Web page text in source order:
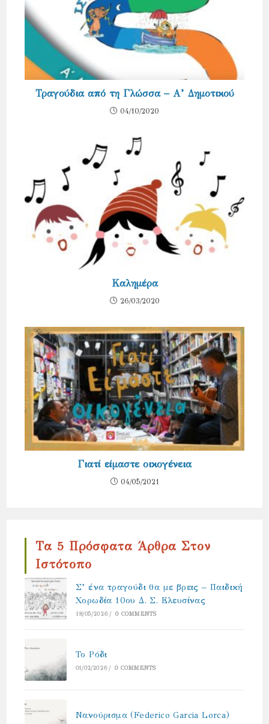
Τραγούδια από τη Γλώσσα – Α’ Δημοτικού
04/10/2020
Καλημέρα
26/03/2020
Γιατί είμαστε οικογένεια
04/05/2021
Τα 5 Πρόσφατα Άρθρα Στον
Ιστότοπο
Σ’ ένα τραγούδι θα με βρεις – Παιδική
Χορωδία 10ου Δ. Σ. Ελευσίνας
18/05/2026 / 0 COMMENTS
Το Ρόδι
01/02/2026 / 0 COMMENTS
Νανούρισμα (Federico Garcia Lorca)